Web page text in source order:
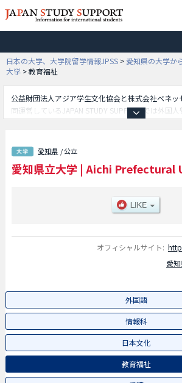
日本の大学、大学院留学情報JPSS > 愛知県の大学か
大学 >教育福祉
公益財団法人アジア学生文化協会と株式会社ベネ
同運営しているJAPAN STUDY SUPPORTでは外国
報科学部や日本文化学部や教育福祉学部や看護学部
定員や合格者数など入試情報、施設案内、アクセス
な情報を掲載しているので是非ご利用ください。
愛知県 / 公立
愛知県立大学 | Aichi Prefectural
オフィシャルサイト:
愛
外国語
情報科
日本文化
教育福祉